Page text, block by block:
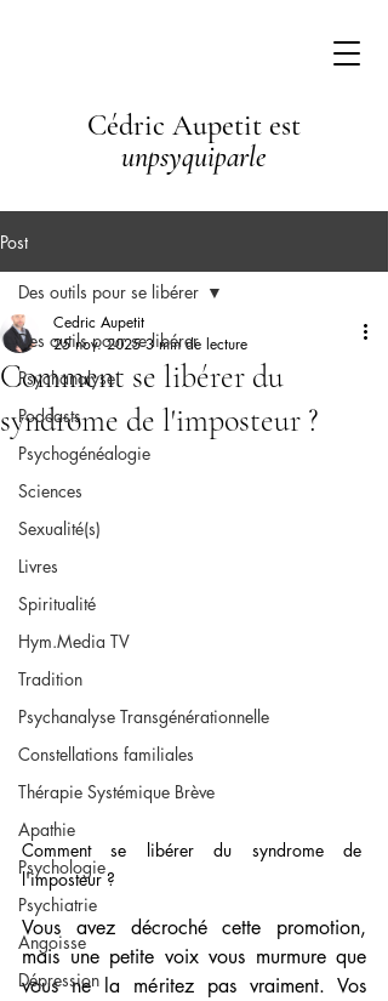
Cédric Aupetit est
unpsyquiparle
Post
Des outils pour se libérer
Psychanalyse
Podcasts
Psychogénéalogie
Sciences
Sexualité(s)
Livres
Spiritualité
Hym.Media TV
Tradition
Psychanalyse Transgénérationnelle
Constellations familiales
Thérapie Systémique Brève
Apathie
Psychologie
Psychiatrie
Angoisse
Dépression
Des outils pour se libérer
Comment se libérer du
syndrome de l'imposteur ?
Cedric Aupetit
25 nov. 2025 3 min de lecture
Comment se libérer du syndrome de
l'imposteur ?
Vous avez décroché cette promotion,
mais une petite voix vous murmure que
vous ne la méritez pas vraiment. Vos